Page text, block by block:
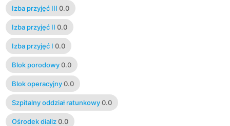
Izba przyjęć III 0.0
Izba przyjęć II 0.0
Izba przyjęć I 0.0
Blok porodowy 0.0
Blok operacyjny 0.0
Szpitalny oddział ratunkowy 0.0
Ośrodek dializ 0.0